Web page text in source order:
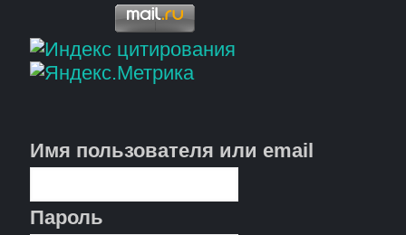
Имя пользователя или email
Пароль